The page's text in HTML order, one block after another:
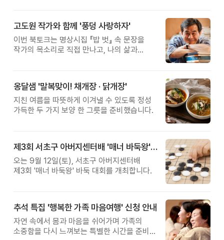
고도원 작가와 함께 '풍덩 사랑하자'
이번 북토크는 명상시집 『밥 벗』 속 문장을
작가의 목소리로 직접 만나고, 나의 삶과
옹달샘 '말복맞이! 채개장 · 닭개장'
지친 여름을 따뜻하게 이겨낼 수 있도록 정성
가득한 두 가지 보양 한 그릇을 준비했습니다.
제3회 서초구 아버지센터배 '매너 바둑왕' 대회
오는 9월 12일(토), 서초구 아버지센터배
제3회 '매너 바둑왕' 바둑 대회를 개최합니다.
추석 특집 '행복한 가족 마음여행' 신청 안내
자연 속에서 몸과 마음을 쉬어가며 가족의
소중함을 다시 느껴보는 특별한 시간을 준비해